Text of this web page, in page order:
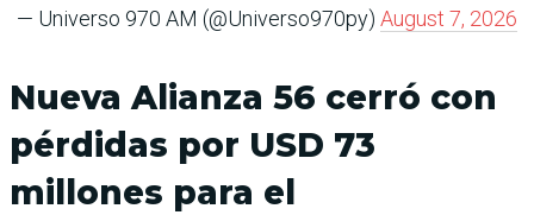
— Universo 970 AM (@Universo970py) August 7, 2026
Nueva Alianza 56 cerró con
pérdidas por USD 73
millones para el